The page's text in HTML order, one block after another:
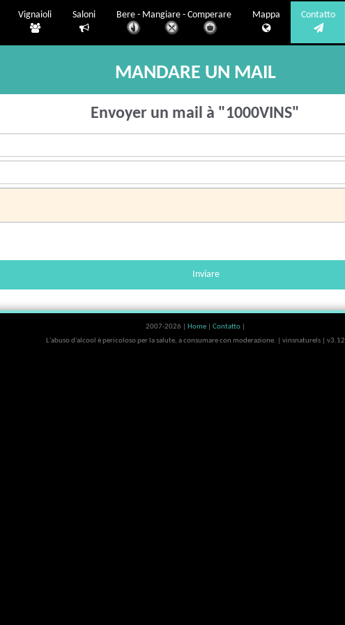
Vignaioli Saloni Bere - Mangiare - Comperare Mappa Contatto
MANDARE UN MAIL
Envoyer un mail à "1000VINS"
Inviare
2007-2026 | Home Contatto
L'abuso d'alcool è pericoloso per la salute, a consumare con moderazione. | vinsnaturels | v3.12